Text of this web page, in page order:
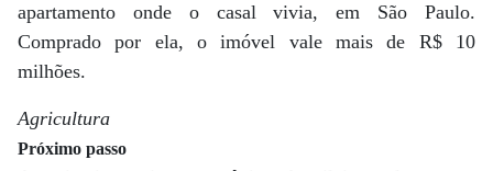
apartamento onde o casal vivia, em São Paulo.
Comprado por ela, o imóvel vale mais de R$ 10
milhões.
Agricultura
Próximo passo